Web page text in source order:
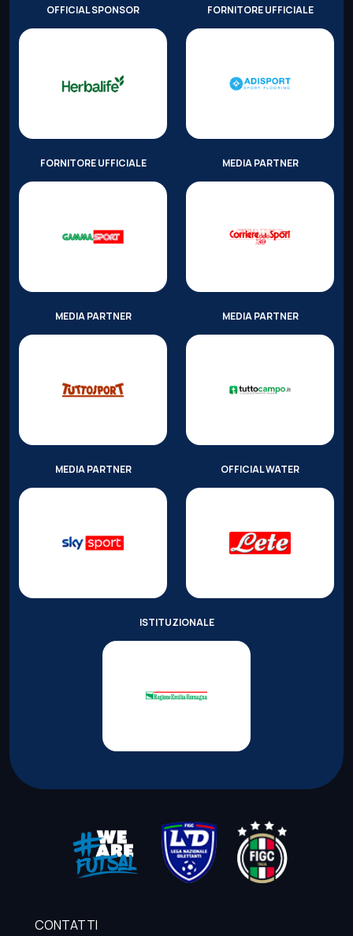
OFFICIAL SPONSOR FORNITORE UFFICIALE
FORNITORE UFFICIALE MEDIA PARTNER
MEDIA PARTNER MEDIA PARTNER
MEDIA PARTNER OFFICIAL WATER
ISTITUZIONALE
CONTATTI